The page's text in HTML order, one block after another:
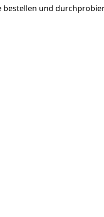
bestellen und